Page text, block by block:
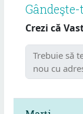
Gândeşte-
Crezi că